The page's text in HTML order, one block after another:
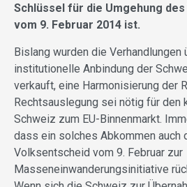
Schlüssel für die Umgehung
vom 9. Februar 2014 ist.
Bislang wurden die Verhandlungen
institutionelle Anbindung der
verkauft, eine Harmonisierung der
Rechtsauslegung sei nötig für den
Schweiz zum EU-Binnenmarkt.
dass ein solches Abkommen auch
Volksentscheid vom 9. Februar zur
Masseneinwanderungsinitiative